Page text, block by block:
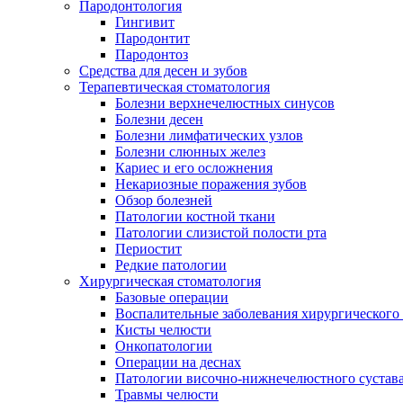
Пародонтология
Гингивит
Пародонтит
Пародонтоз
Средства для десен и зубов
Терапевтическая стоматология
Болезни верхнечелюстных синусов
Болезни десен
Болезни лимфатических узлов
Болезни слюнных желез
Кариес и его осложнения
Некариозные поражения зубов
Обзор болезней
Патологии костной ткани
Патологии слизистой полости рта
Периостит
Редкие патологии
Хирургическая стоматология
Базовые операции
Воспалительные заболевания
Кисты челюсти
Онкопатологии
Операции на деснах
Патологии височно-нижнечелюстного сустава
Травмы челюсти